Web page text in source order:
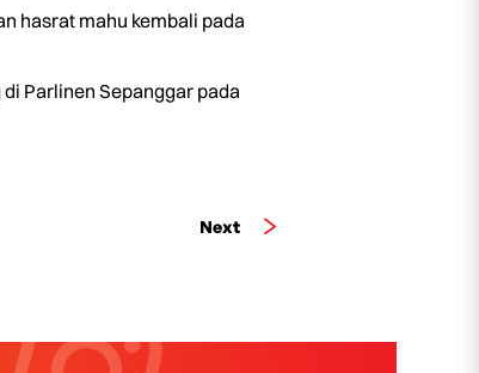
hasrat mahu kembali pada
Parlinen Sepanggar pada
Next